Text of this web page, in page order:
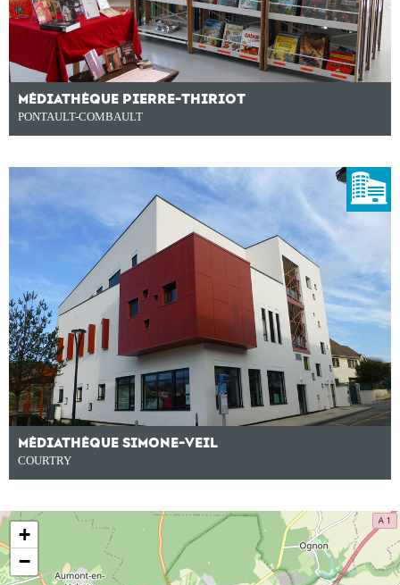
MÉDIATHÈQUE PIERRE-THIRIOT
PONTAULT-COMBAULT
MÉDIATHÈQUE SIMONE-VEIL
COURTRY
+
−